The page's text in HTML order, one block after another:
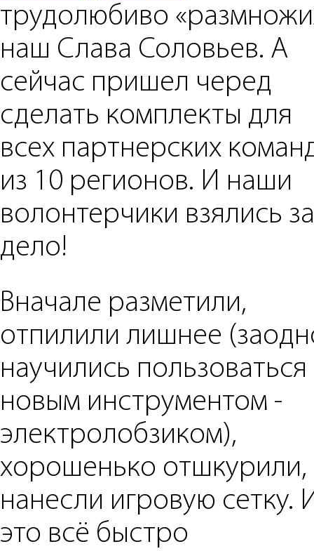
трудолюбиво
наш Слава Соловьев. А
сейчас пришел черед
сделать комплекты для
всех партнерских
из 10 регионов. И наши
волонтерчики взялись за
дело!
Вначале разметили,
отпилили лишнее
научились пользоваться
новым инструментом -
электролобзиком),
хорошенько отшкурили,
нанесли игровую сетку.
это всё быстро